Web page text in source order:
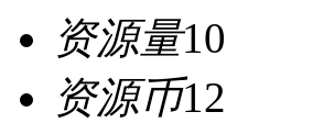
资源量10
资源币12